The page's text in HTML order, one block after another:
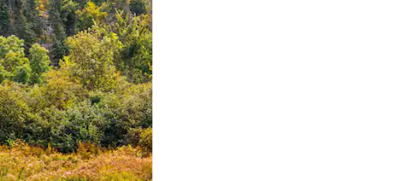
o explora con el tacto o desliza el dedo.